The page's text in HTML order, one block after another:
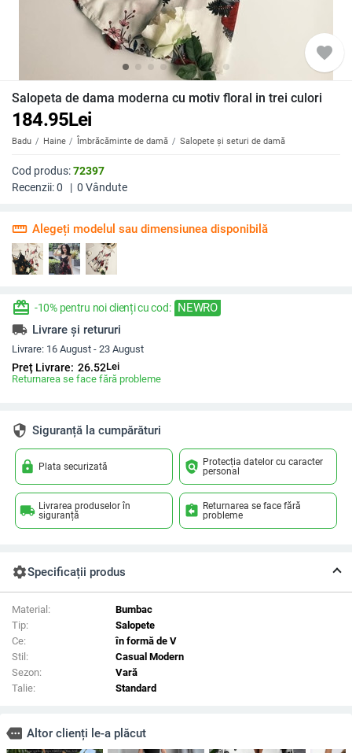
favorite
Salopeta de dama moderna cu motiv floral in trei culori
184.95Lei
Badu Haine Îmbrăcăminte de damă Salopete și seturi de damă
Cod produs:72397
Recenzii:0 | 0 Vândute
straighten Alegeți modelul sau dimensiunea disponibilă
redeem -10% pentru noi clienți cu cod: NEWRO
local_shipping Livrare și retururi
Livrare: 16 August - 23 August
Preț Livrare: 26.52Lei
Returnarea se face fără probleme
security Siguranță la cumpărături
lock Plata securizată policy Protecția datelor cu caracter
personal
local_shipping Livrarea produselor în
siguranță
assignment_return Returnarea se face fără
probleme
settingsSpecificații produs
Material:
Bumbac
Tip:
Salopete
Ce:
în formă de V
Stil:
Casual Modern
Sezon:
Vară
Talie:
Standard
more Altor clienți le-a plăcut